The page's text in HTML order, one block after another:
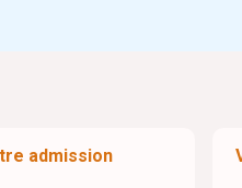
admission